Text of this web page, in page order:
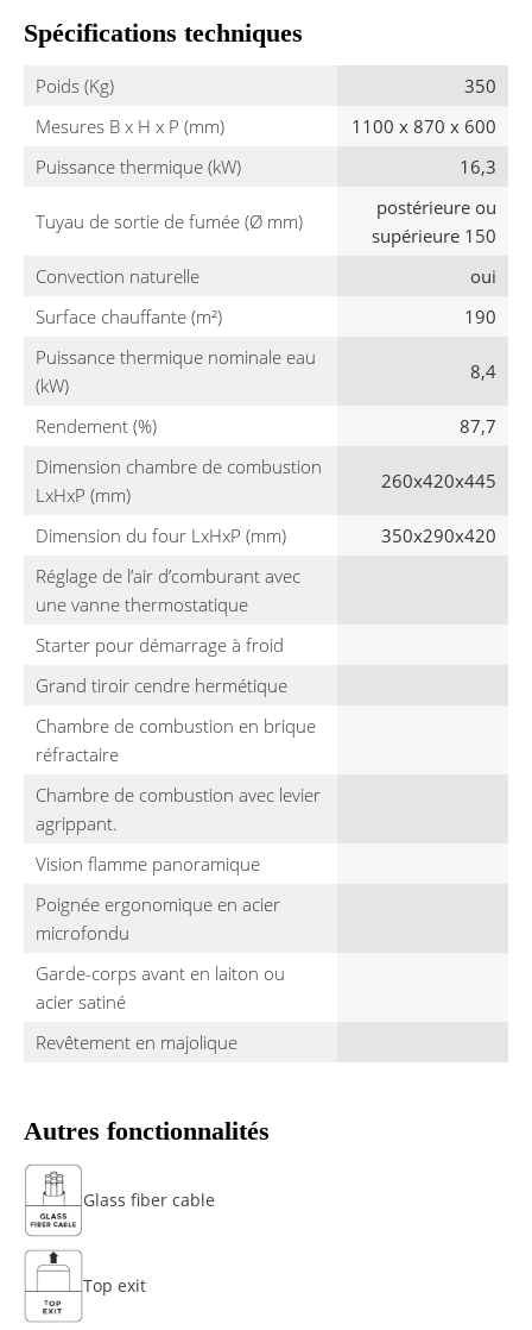
Spécifications techniques
Poids (Kg)
350
Mesures B x H x P (mm)
1100 x 870 x 600
Puissance thermique (kW)
16,3
Tuyau de sortie de fumée (Ø mm)
postérieure ou
supérieure 150
Convection naturelle
oui
Surface chauffante (m²)
190
Puissance thermique nominale eau
(kW)
8,4
Rendement (%)
87,7
Dimension chambre de combustion
LxHxP (mm)
260x420x445
Dimension du four LxHxP (mm)
350x290x420
Réglage de l’air d’comburant avec
une vanne thermostatique
Starter pour démarrage à froid
Grand tiroir cendre hermétique
Chambre de combustion en brique
réfractaire
Chambre de combustion avec levier
agrippant.
Vision flamme panoramique
Poignée ergonomique en acier
microfondu
Garde-corps avant en laiton ou
acier satiné
Revêtement en majolique
Autres fonctionnalités
Glass fiber cable
Top exit